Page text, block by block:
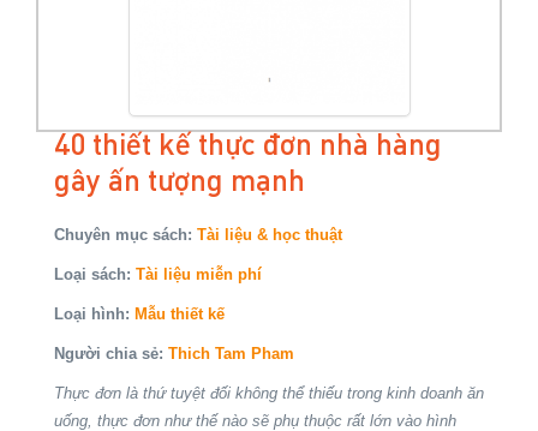
40 thiết kế thực đơn nhà hàng
gây ấn tượng mạnh
Chuyên mục sách: Tài liệu & học thuật
Loại sách: Tài liệu miễn phí
Loại hình: Mẫu thiết kế
Người chia sẻ: Thich Tam Pham
Thực đơn là thứ tuyệt đối không thể thiếu trong kinh doanh ăn
uống, thực đơn như thế nào sẽ phụ thuộc rất lớn vào hình